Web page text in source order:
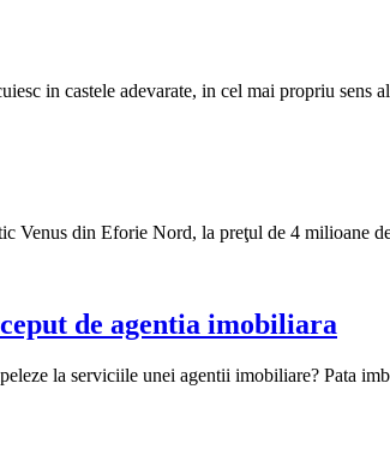
in castele adevarate, in cel mai propriu
Venus din Eforie Nord, la preţul de 4
de agentia imobiliara
la serviciile unei agentii imobiliare? Pata